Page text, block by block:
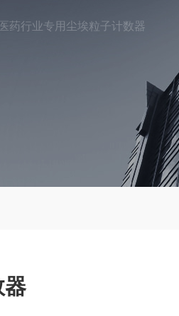
药行业专用尘埃粒子计数器
器